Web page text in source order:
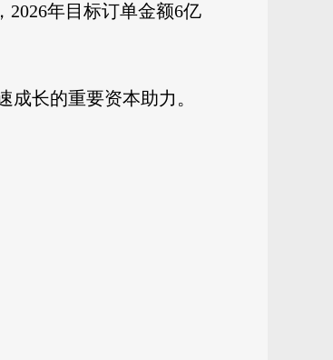
2026年目标订单金额6亿
长的重要资本助力。